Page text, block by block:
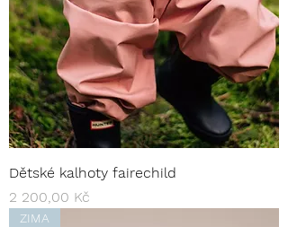
Dětské kalhoty fairechild
Cena
2 200,00 Kč
ZIMA